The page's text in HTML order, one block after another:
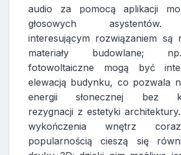
audio za pomocą aplikacji
głosowych asystentów.
interesującym rozwiązaniem są
materiały budowlane;
fotowoltaiczne mogą być
elewacją budynku, co pozwala
energii słonecznej bez
rezygnacji z estetyki
wykończenia wnętrz
popularnością cieszą się